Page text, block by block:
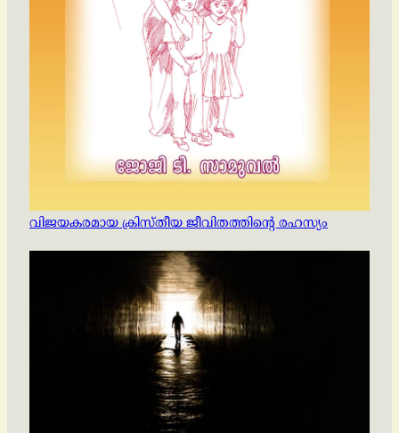
വിജയകരമായ ക്രിസ്തീയ ജീവിതത്തിന്റെ രഹസ്യം